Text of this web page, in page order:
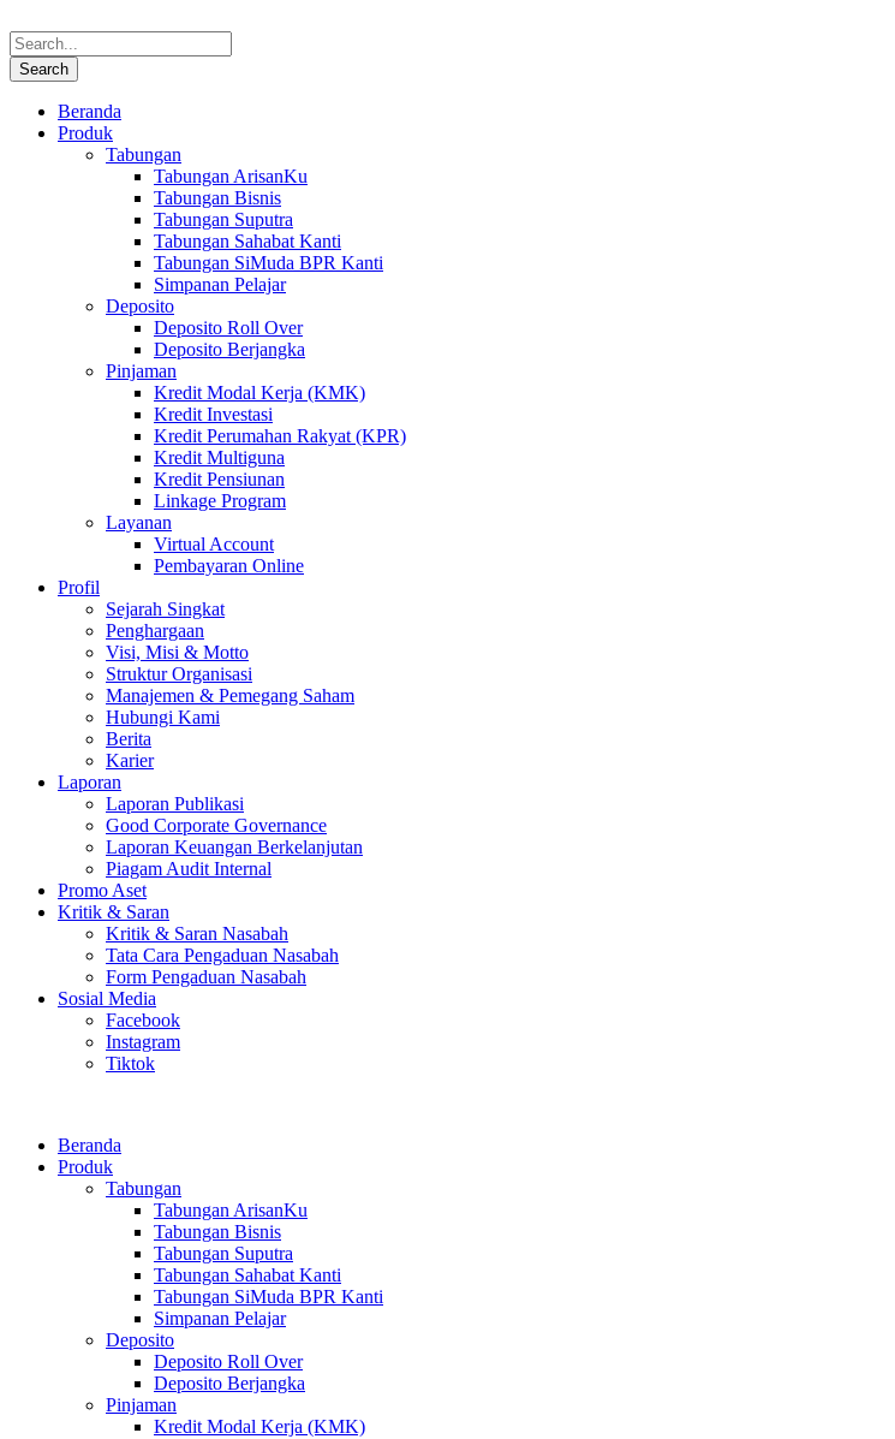
Beranda
Produk
Tabungan
Tabungan ArisanKu
Tabungan Bisnis
Tabungan Suputra
Tabungan Sahabat Kanti
Tabungan SiMuda BPR Kanti
Simpanan Pelajar
Deposito
Deposito Roll Over
Deposito Berjangka
Pinjaman
Kredit Modal Kerja (KMK)
Kredit Investasi
Kredit Perumahan Rakyat (KPR)
Kredit Multiguna
Kredit Pensiunan
Linkage Program
Layanan
Virtual Account
Pembayaran Online
Profil
Sejarah Singkat
Penghargaan
Visi, Misi & Motto
Struktur Organisasi
Manajemen & Pemegang Saham
Hubungi Kami
Berita
Karier
Laporan
Laporan Publikasi
Good Corporate Governance
Laporan Keuangan Berkelanjutan
Piagam Audit Internal
Promo Aset
Kritik & Saran
Kritik & Saran Nasabah
Tata Cara Pengaduan Nasabah
Form Pengaduan Nasabah
Sosial Media
Facebook
Instagram
Tiktok
Beranda
Produk
Tabungan
Tabungan ArisanKu
Tabungan Bisnis
Tabungan Suputra
Tabungan Sahabat Kanti
Tabungan SiMuda BPR Kanti
Simpanan Pelajar
Deposito
Deposito Roll Over
Deposito Berjangka
Pinjaman
Kredit Modal Kerja (KMK)